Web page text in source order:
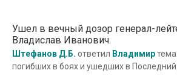
Ушел в вечный дозор генерал-
Владислав Иванович.
Штефанов Д.Б. ответил Владимир
погибших в боях и ушедших в Последний